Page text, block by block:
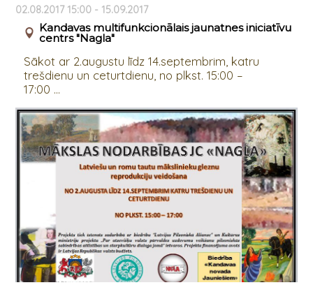
02.08.2017 15:00 - 15.09.2017
Kandavas multifunkcionālais jaunatnes iniciatīvu
centrs "Nagla"
Sākot ar 2.augustu līdz 14.septembrim, katru
trešdienu un ceturtdienu, no plkst. 15:00 –
17:00 ...